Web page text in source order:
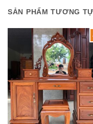
SẢN PHẨM TƯƠNG TỰ